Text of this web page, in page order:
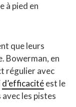
à pied en
que leurs
Bowerman, en
régulier avec
d’efficacitéest le
avec les pistes